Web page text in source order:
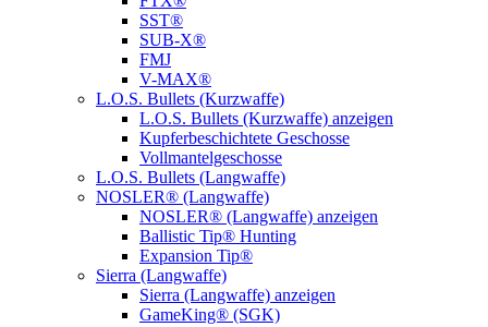
SST®
SUB-X®
FMJ
V-MAX®
L.O.S. Bullets (Kurzwaffe)
L.O.S. Bullets (Kurzwaffe) anzeigen
Kupferbeschichtete Geschosse
Vollmantelgeschosse
L.O.S. Bullets (Langwaffe)
NOSLER® (Langwaffe)
NOSLER® (Langwaffe) anzeigen
Ballistic Tip® Hunting
Expansion Tip®
Sierra (Langwaffe)
Sierra (Langwaffe) anzeigen
GameKing® (SGK)